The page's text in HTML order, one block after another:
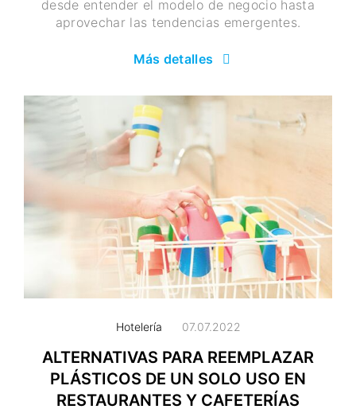
desde entender el modelo de negocio hasta
aprovechar las tendencias emergentes.
Más detalles
Hotelería 07.07.2022
ALTERNATIVAS PARA REEMPLAZAR
PLÁSTICOS DE UN SOLO USO EN
RESTAURANTES Y CAFETERÍAS